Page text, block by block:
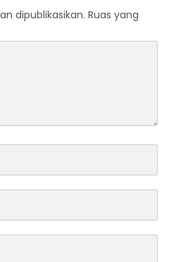
Penanganan Kecelakaan
Lalu Lintas
dipublikasikan. Ruas yang